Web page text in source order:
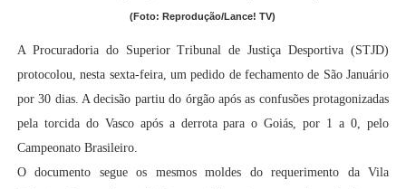
(Foto: Reprodução/Lance! TV)
A Procuradoria do Superior Tribunal de Justiça Desportiva (STJD)
protocolou, nesta sexta-feira, um pedido de fechamento de São Januário
por 30 dias. A decisão partiu do órgão após as confusões protagonizadas
pela torcida do Vasco após a derrota para o Goiás, por 1 a 0, pelo
Campeonato Brasileiro.
O documento segue os mesmos moldes do requerimento da Vila